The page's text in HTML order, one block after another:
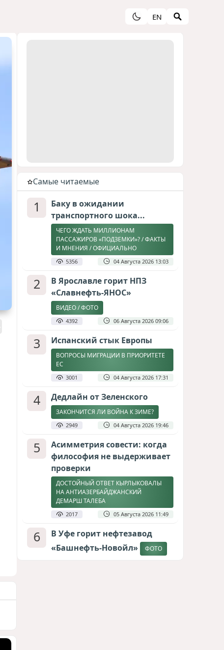
EN
Cамые читаемые
1
Баку в ожидании
транспортного шока...
ЧЕГО ЖДАТЬ МИЛЛИОНАМ
ПАССАЖИРОВ «ПОДЗЕМКИ»? / ФАКТЫ
И МНЕНИЯ / ОФИЦИАЛЬНО
5356 04 Августа 2026 13:03
2
В Ярославле горит НПЗ
«Славнефть-ЯНОС»
ВИДЕО / ФОТО
4392 06 Августа 2026 09:06
3 Испанский стык Европы
ВОПРОСЫ МИГРАЦИИ В ПРИОРИТЕТЕ
ЕС
3001 04 Августа 2026 17:31
4 Дедлайн от Зеленского
ЗАКОНЧИТСЯ ЛИ ВОЙНА К ЗИМЕ?
2949 04 Августа 2026 19:46
5
Асимметрия совести: когда
философия не выдерживает
проверки
ДОСТОЙНЫЙ ОТВЕТ КЫРЛЫКОВАЛЫ
НА АНТИАЗЕРБАЙДЖАНСКИЙ
ДЕМАРШ ТАЛЕБА
2017 05 Августа 2026 11:49
6
В Уфе горит нефтезавод
«Башнефть-Новойл»
ФОТО